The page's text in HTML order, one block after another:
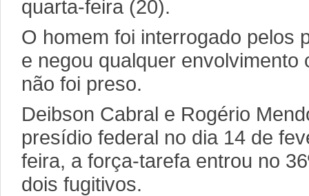
quarta-feira (20).
O homem foi interrogado pelos
e negou qualquer envolvimento
não foi preso.
Deibson Cabral e Rogério
presídio federal no dia 14 de
feira, a força-tarefa entrou no
dois fugitivos.